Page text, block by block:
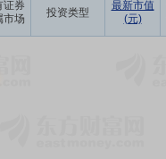
证券
市场
投资类型
最新市值
(元)